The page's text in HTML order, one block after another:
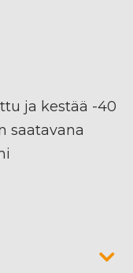
ja kestää -40
saatavana